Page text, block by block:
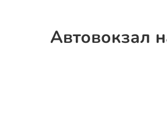
Автовокзал